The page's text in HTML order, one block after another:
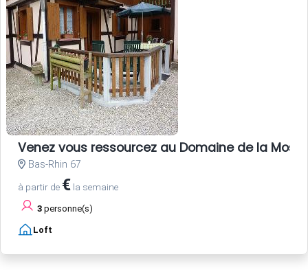
Venez vous ressourcez au Domaine de la
Bas-Rhin 67
à partir de € la semaine
3 personne(s)
Loft